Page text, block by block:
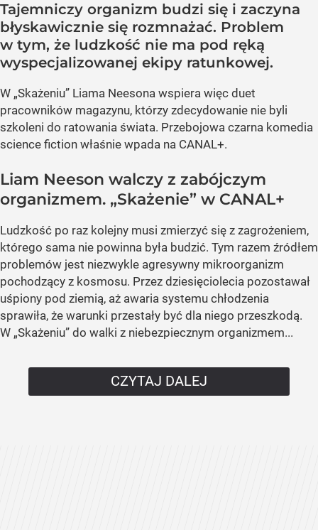
Tajemniczy organizm budzi się i zaczyna
błyskawicznie się rozmnażać. Problem
w tym, że ludzkość nie ma pod ręką
wyspecjalizowanej ekipy ratunkowej.
W „Skażeniu” Liama Neesona wspiera więc duet
pracowników magazynu, którzy zdecydowanie nie byli
szkoleni do ratowania świata. Przebojowa czarna komedia
science fiction właśnie wpada na CANAL+.
Liam Neeson walczy z zabójczym
organizmem. „Skażenie” w CANAL+
Ludzkość po raz kolejny musi zmierzyć się z zagrożeniem,
którego sama nie powinna była budzić. Tym razem źródłem
problemów jest niezwykle agresywny mikroorganizm
pochodzący z kosmosu. Przez dziesięciolecia pozostawał
uśpiony pod ziemią, aż awaria systemu chłodzenia
sprawiła, że warunki przestały być dla niego przeszkodą.
W „Skażeniu” do walki z niebezpiecznym organizmem...
CZYTAJ DALEJ